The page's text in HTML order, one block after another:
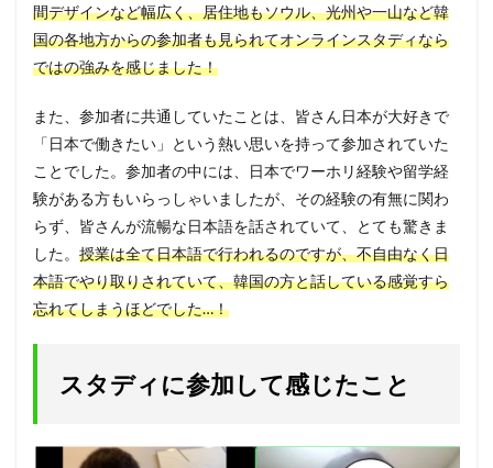
間デザインなど幅広く、居住地もソウル、光州や一山など韓
国の各地方からの参加者も見られてオンラインスタディなら
ではの強みを感じました！
また、参加者に共通していたことは、皆さん日本が大好きで
「日本で働きたい」という熱い思いを持って参加されていた
ことでした。参加者の中には、日本でワーホリ経験や留学経
験がある方もいらっしゃいましたが、その経験の有無に関わ
らず、皆さんが流暢な日本語を話されていて、とても驚きま
した。 授業は全て日本語で行われるのですが、不自由なく日
本語でやり取りされていて、韓国の方と話している感覚すら
忘れてしまうほどでした…！
スタディに参加して感じたこと